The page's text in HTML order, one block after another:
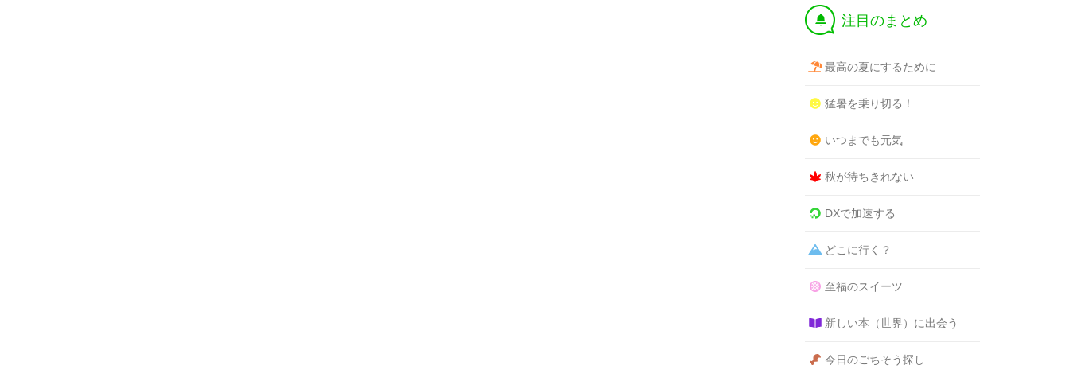
† 注目のまとめ
最高の夏にするために
猛暑を乗り切る！
いつまでも元気
秋が待ちきれない
DXで加速する
どこに行く？
至福のスイーツ
新しい本（世界）に出会う
今日のごちそう探し